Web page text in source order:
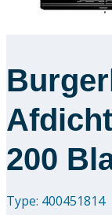
200
Type: 400451814